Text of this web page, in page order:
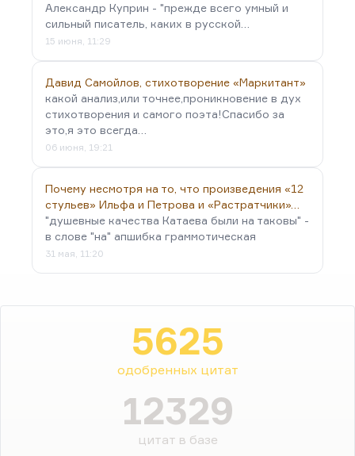
Александр Куприн - "прежде всего умный и
сильный писатель, каких в русской…
15 июня, 11:29
Давид Самойлов, стихотворение «Маркитант»
какой анализ,или точнее,проникновение в дух
стихотворения и самого поэта!Спасибо за
это,я это всегда…
06 июня, 19:21
Почему несмотря на то, что произведения «12
стульев» Ильфа и Петрова и «Растратчики»…
"душевные качества Катаева были на таковы" -
в слове "на" апшибка граммотическая
31 мая, 11:20
5625
одобренных цитат
12329
цитат в базе